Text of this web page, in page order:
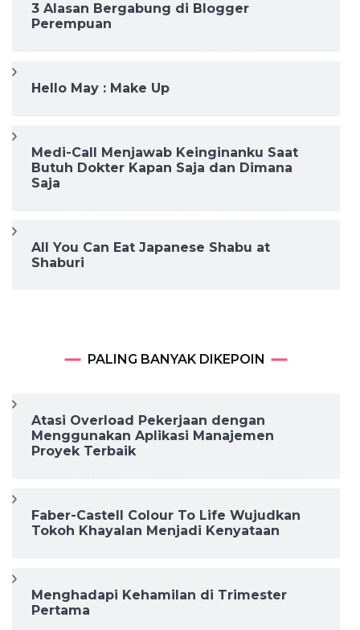
3 Alasan Bergabung di Blogger
Perempuan
Hello May : Make Up
Medi-Call Menjawab Keinginanku Saat
Butuh Dokter Kapan Saja dan Dimana
Saja
All You Can Eat Japanese Shabu at
Shaburi
PALING BANYAK DIKEPOIN
Atasi Overload Pekerjaan dengan
Menggunakan Aplikasi Manajemen
Proyek Terbaik
Faber-Castell Colour To Life Wujudkan
Tokoh Khayalan Menjadi Kenyataan
Menghadapi Kehamilan di Trimester
Pertama